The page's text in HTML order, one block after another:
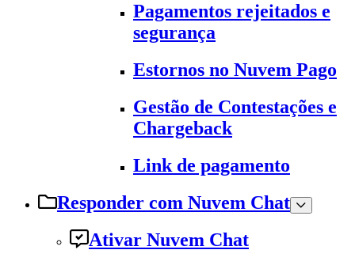
Pagamentos rejeitados e
segurança
Estornos no Nuvem Pago
Gestão de Contestações e
Chargeback
Link de pagamento
Responder com Nuvem Chat
Ativar Nuvem Chat